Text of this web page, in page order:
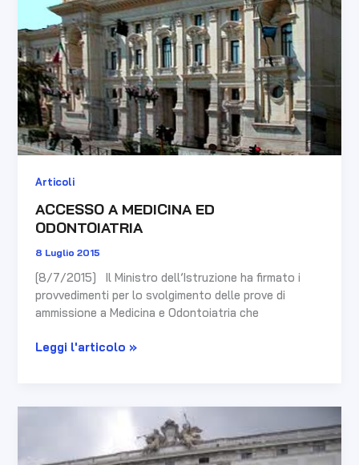
Articoli
ACCESSO A MEDICINA ED
ODONTOIATRIA
8 Luglio 2015
[8/7/2015] Il Ministro dell’Istruzione ha firmato i
provvedimenti per lo svolgimento delle prove di
ammissione a Medicina e Odontoiatria che
Leggi l'articolo »